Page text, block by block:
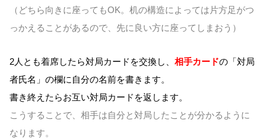
（どちら向きに座ってもOK。机の構造によっては片方足がつ
っかえることがあるので、先に良い方に座ってしまおう）
2人とも着席したら対局カードを交換し、 相手カードの「対局
者氏名」の欄に自分の名前を書きます。
書き終えたらお互い対局カードを返します。
こうすることで、相手は自分と対局したことが分かるように
なります。